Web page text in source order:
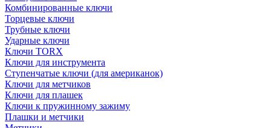
Комбинированные ключи
Торцевые ключи
Трубные ключи
Ударные ключи
Ключи TORX
Ключи для инструмента
Ступенчатые ключи (для американок)
Ключи для метчиков
Ключи для плашек
Ключи к пружинному зажиму
Плашки и метчики